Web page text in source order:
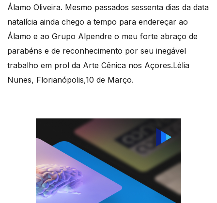
Álamo Oliveira. Mesmo passados sessenta dias da data
natalícia ainda chego a tempo para endereçar ao
Álamo e ao Grupo Alpendre o meu forte abraço de
parabéns e de reconhecimento por seu inegável
trabalho em prol da Arte Cênica nos Açores.Lélia
Nunes, Florianópolis,10 de Março.